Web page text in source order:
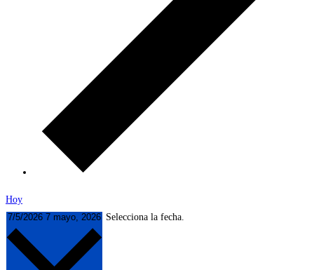
Hoy
7/5/2026 7 mayo, 2026 Selecciona la fecha.